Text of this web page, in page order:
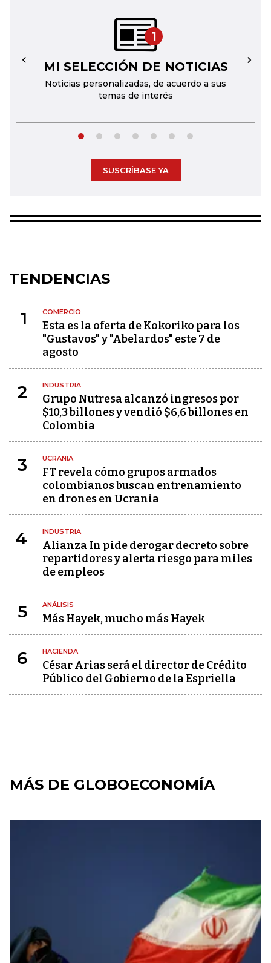
1
MI SELECCIÓN DE NOTICIAS
Noticias personalizadas, de acuerdo a sus
temas de interés
← →
SUSCRÍBASE YA
TENDENCIAS
1 COMERCIO
Esta es la oferta de Kokoriko para los
"Gustavos" y "Abelardos" este 7 de
agosto
2 INDUSTRIA
Grupo Nutresa alcanzó ingresos por
$10,3 billones y vendió $6,6 billones en
Colombia
3 UCRANIA
FT revela cómo grupos armados
colombianos buscan entrenamiento
en drones en Ucrania
4 INDUSTRIA
Alianza In pide derogar decreto sobre
repartidores y alerta riesgo para miles
de empleos
5 ANÁLISIS
Más Hayek, mucho más Hayek
6 HACIENDA
César Arias será el director de Crédito
Público del Gobierno de la Espriella
MÁS DE GLOBOECONOMÍA